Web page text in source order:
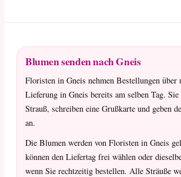
Blumen senden nach Gneis
Floristen in Gneis nehmen Bestellungen über
Lieferung in Gneis bereits am selben Tag. Sie
Strauß, schreiben eine Grußkarte und geben
an.
Die Blumen werden von Floristen in Gneis
können den Liefertag frei wählen oder
wenn Sie rechtzeitig bestellen. Alle Sträuße